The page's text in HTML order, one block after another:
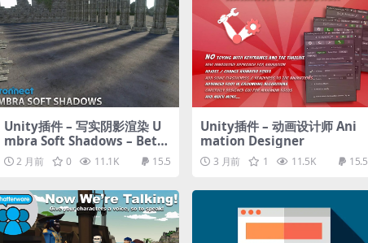
Unity插件 – 写实阴影渲染 U
mbra Soft Shadows – Bette
r Directional & Contact Sh
adows for URP
2 月前 0 11.1K 15.5
Unity插件 – 动画设计师 Ani
mation Designer
3 月前 1 11.5K 15.5